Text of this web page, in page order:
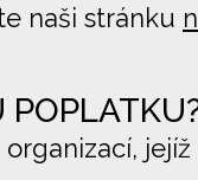
naši stránku